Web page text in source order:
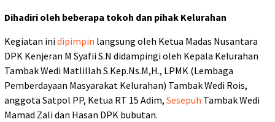
Dihadiri oleh beberapa tokoh dan pihak Kelurahan
Kegiatan inidipimpin langsung oleh Ketua Madas Nusantara
DPK Kenjeran M Syafii S.N didampingi oleh Kepala Kelurahan
Tambak Wedi Matlillah S.Kep.Ns.M,H., LPMK (Lembaga
Pemberdayaan Masyarakat Kelurahan) Tambak Wedi Rois,
anggota Satpol PP, Ketua RT 15 Adim, Sesepuh Tambak Wedi
Mamad Zali dan Hasan DPK bubutan.